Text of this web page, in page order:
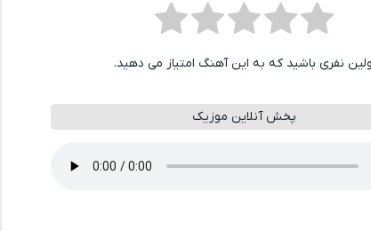
نفری باشید که به این آهنگ امتیاز می دهید.
پخش آنلاین موزیک